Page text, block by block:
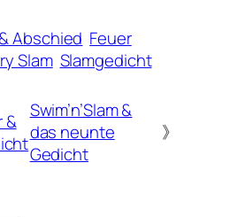
Abschied Feuer
Slam Slamgedicht
& Swim’n’Slam &
das neunte
Gedicht
》